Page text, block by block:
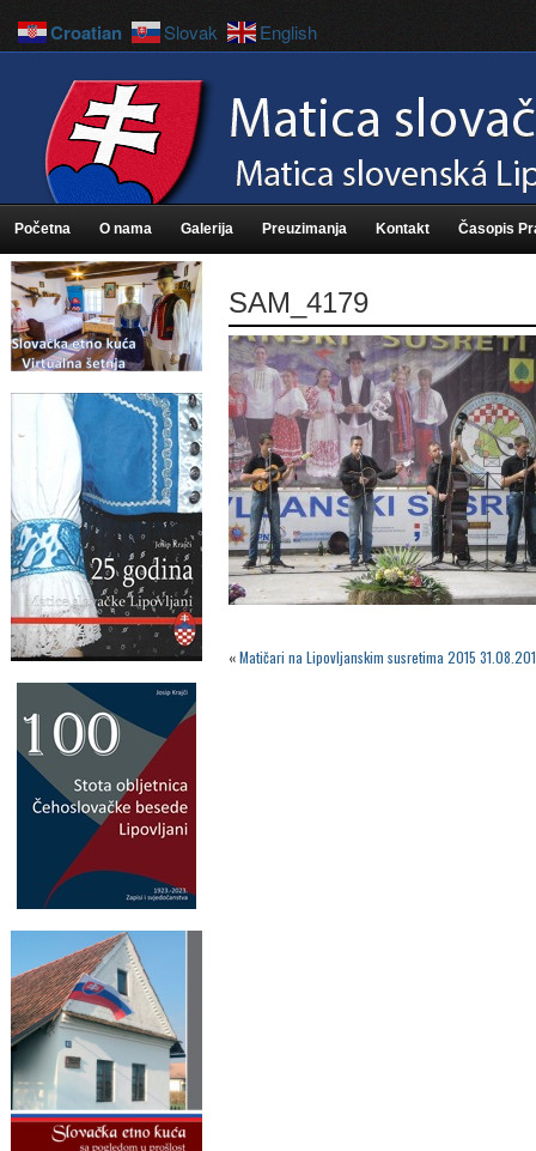
Početna O nama Galerija Preuzimanja Kontakt Časopis
SAM_4179
«Matičari na Lipovljanskim susretima 2015
Croatian Slovak English